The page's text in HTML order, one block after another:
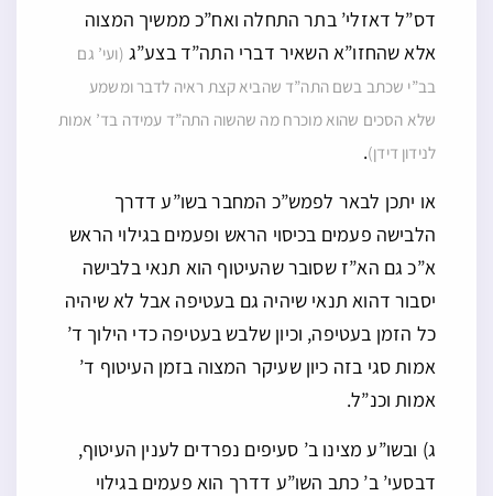
דס”ל דאזלי’ בתר התחלה ואח”כ ממשיך המצוה
אלא שהחזו”א השאיר דברי התה”ד בצע”ג (ועי’ גם
בב”י שכתב בשם התה”ד שהביא קצת ראיה לדבר ומשמע
שלא הסכים שהוא מוכרח מה שהשוה התה”ד עמידה בד’ אמות
לנידון דידן).
או יתכן לבאר לפמש”כ המחבר בשו”ע דדרך
הלבישה פעמים בכיסוי הראש ופעמים בגילוי הראש
א”כ גם הא”ז שסובר שהעיטוף הוא תנאי בלבישה
יסבור דהוא תנאי שיהיה גם בעטיפה אבל לא שיהיה
כל הזמן בעטיפה, וכיון שלבש בעטיפה כדי הילוך ד’
אמות סגי בזה כיון שעיקר המצוה בזמן העיטוף ד’
אמות וכנ”ל.
ג) ובשו”ע מצינו ב’ סעיפים נפרדים לענין העיטוף,
דבסעי’ ב’ כתב השו”ע דדרך הוא פעמים בגילוי